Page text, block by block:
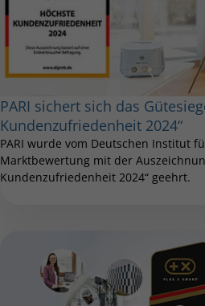
PARI sichert sich das
Kundenzufriedenheit 2024“
PARI wurde vom Deutschen Institut
Marktbewertung mit der
Kundenzufriedenheit 2024“ geehrt.